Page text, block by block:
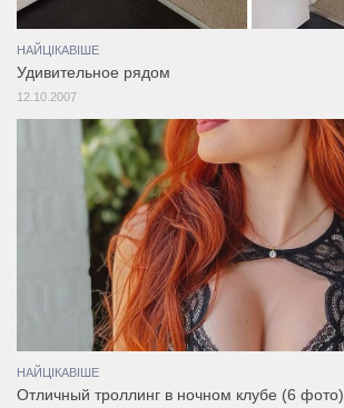
НАЙЦІКАВІШЕ
Удивительное рядом
12.10.2007
НАЙЦІКАВІШЕ
Отличный троллинг в ночном клубе (6 фото)